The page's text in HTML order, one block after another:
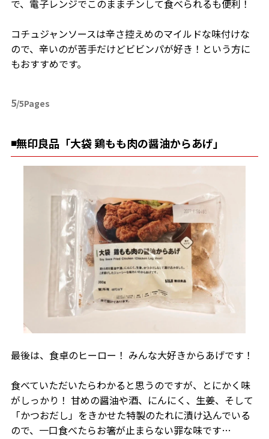
で、電子レンジでこのままチンして食べられるも便利！
コチュジャンソースは辛さ控えめのマイルドな味付けな
ので、辛いのが苦手だけどビビンパが好き！という方に
もおすすめです。
5/5Pages
◾️無印良品「大袋 鶏もも肉の醤油からあげ」
最後は、食卓のヒーロー！ みんな大好きからあげです！
食べていただいたらわかると思うのですが、とにかく味
がしっかり！ 甘めの醤油や酒、にんにく、生姜、そして
「かつおだし」をきかせた特製のたれに漬け込んでいる
ので、一口食べたらお箸が止まらない罪な味です…